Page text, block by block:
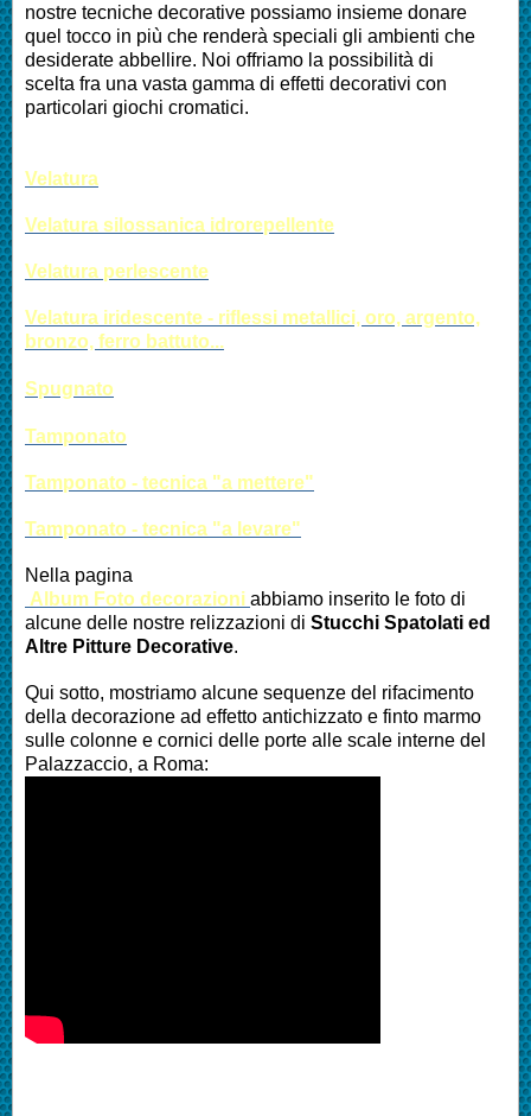
nostre tecniche decorative possiamo insieme donare
quel tocco in più che renderà speciali gli ambienti che
desiderate abbellire. Noi offriamo la possibilità di
scelta fra una vasta gamma di effetti decorativi con
particolari giochi cromatici.
Velatura
Velatura silossanica idrorepellente
Velatura perlescente
Velatura iridescente - riflessi metallici, oro, argento,
bronzo, ferro battuto...
Spugnato
Tamponato
Tamponato - tecnica "a mettere"
Tamponato - tecnica "a levare"
Nella pagina
Album Foto decorazioni abbiamo inserito le foto di
alcune delle nostre relizzazioni di Stucchi Spatolati ed
Altre Pitture Decorative.
Qui sotto, mostriamo alcune sequenze del rifacimento
della decorazione ad effetto antichizzato e finto marmo
sulle colonne e cornici delle porte alle scale interne del
Palazzaccio, a Roma: